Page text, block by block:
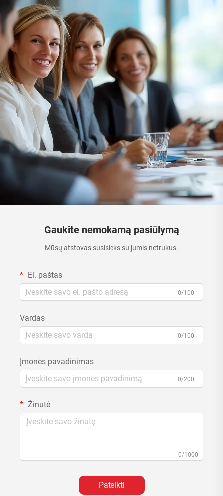
Gaukite nemokamą pasiūlymą
Mūsų atstovas susisieks su jumis netrukus.
El. paštas
0/100
Vardas
0/100
Įmonės pavadinimas
0/200
Žinutė
0/1000
Pateikti